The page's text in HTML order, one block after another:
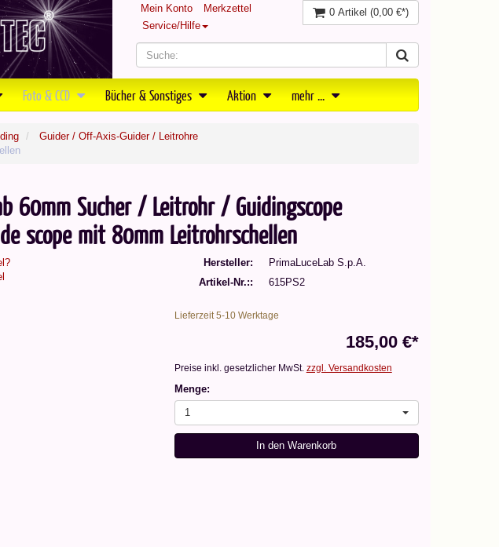
Mein Konto
Merkzettel
Service/Hilfe
0 Artikel (0,00 €*)
Foto & CCD Bücher & Sonstiges Aktion mehr ...
Guider / Off-Axis-Guider / Leitrohre
60mm Sucher / Leitrohr / Guidingscope
scope mit 80mm Leitrohrschellen
Hersteller
PrimaLuceLab S.p.A.
Artikel-Nr.:
615PS2
Lieferzeit 5-10 Werktage
185,00 €*
Preise inkl. gesetzlicher MwSt. zzgl. Versandkosten
Menge:
1
In den Warenkorb